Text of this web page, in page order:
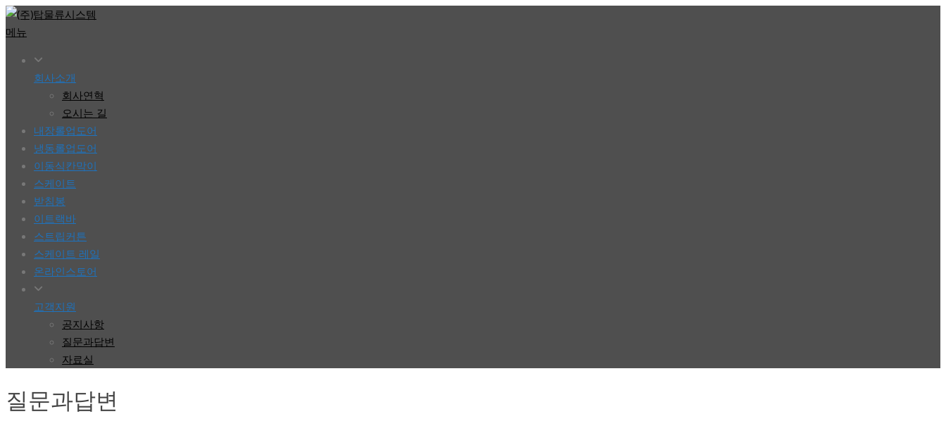
콘
텐
메뉴
회사소개
회사연혁
오시는 길
내장롤업도어
냉동롤업도어
이동식칸막이
스케이트
받침봉
이트랙바
스트립커튼
스케이트 레일
온라인스토어
고객지원
공지사항
질문과답변
자료실
질문과답변